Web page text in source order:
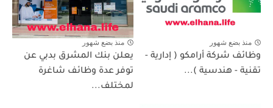
منذ بضع شهور
وظائف شركة أرامكو ( إدارية -
تقنية - هندسية )...
منذ بضع شهور
يعلن بنك المشرق بدبي عن
توفر عدة وظائف شاغرة
لمختلف...